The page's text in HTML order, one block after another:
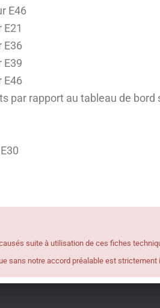
E46
E36
E39
E46
par rapport au tableau de bord
suite à utilisation de ces fiches
sans notre accord préalable est strictement